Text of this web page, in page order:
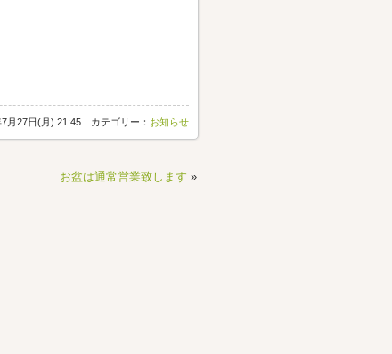
月27日(月) 21:45｜カテゴリー： お知らせ
お盆は通常営業致します »